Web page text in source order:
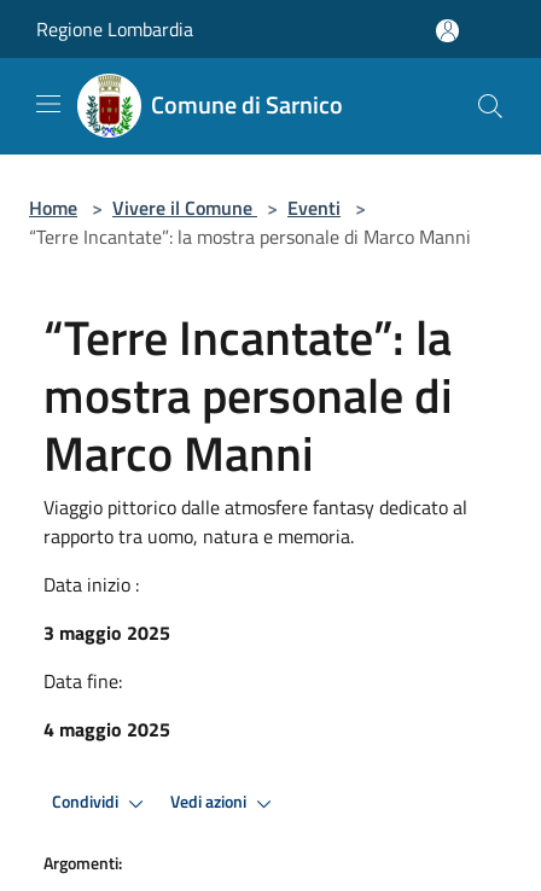
Regione Lombardia
Comune di Sarnico
Home > Vivere il Comune > Eventi >
“Terre Incantate”: la mostra personale di Marco Manni
“Terre Incantate”: la
mostra personale di
Marco Manni
Viaggio pittorico dalle atmosfere fantasy dedicato al
rapporto tra uomo, natura e memoria.
Data inizio :
3 maggio 2025
Data fine:
4 maggio 2025
Condividi Vedi azioni
Argomenti: